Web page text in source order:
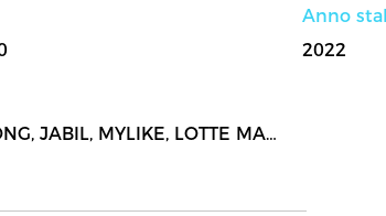
Anno
2022
VOLVO, CHANGHONG, JABIL, MYLIKE, LOTTE MART, GANGT, FOXCONN